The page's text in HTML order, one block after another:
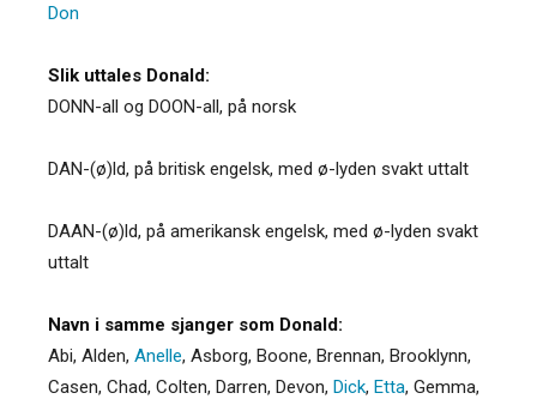
Don
Slik uttales Donald:
DONN-all og DOON-all, på norsk
DAN-(ø)ld, på britisk engelsk, med ø-lyden svakt uttalt
DAAN-(ø)ld, på amerikansk engelsk, med ø-lyden svakt
uttalt
Navn i samme sjanger som Donald:
Abi, Alden, Anelle, Asborg, Boone, Brennan, Brooklynn,
Casen, Chad, Colten, Darren, Devon, Dick, Etta, Gemma,